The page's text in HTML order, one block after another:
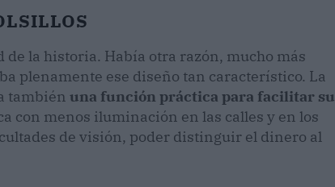
de la historia. Había otra razón, mucho más
plenamente ese diseño tan característico. La
también una función práctica para facilitar su
con menos iluminación en las calles y en los
de visión, poder distinguir el dinero al